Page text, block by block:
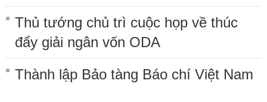
Thủ tướng chủ trì cuộc họp về thúc
đẩy giải ngân vốn ODA
Thành lập Bảo tàng Báo chí Việt Nam